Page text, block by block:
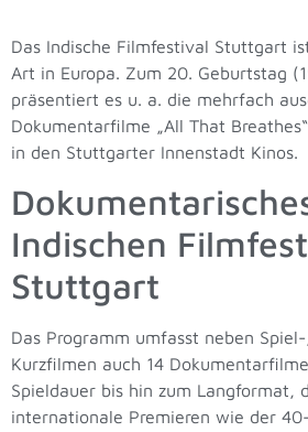
Das Indische Filmfestival Stuttgart
Art in Europa. Zum 20. Geburtstag
präsentiert es u. a. die mehrfach
Dokumentarfilme „All That
in den Stuttgarter Innenstadt Kinos.
Indischen
Stuttgart
Das Programm umfasst neben
Kurzfilmen auch 14
Spieldauer bis hin zum Langformat,
internationale Premieren wie der